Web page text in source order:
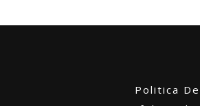
Politica De